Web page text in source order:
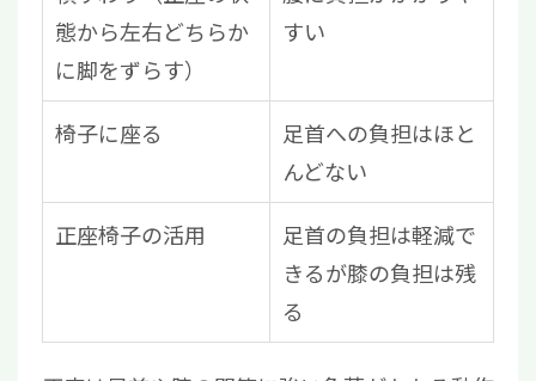
態から左右どちらか
に脚をずらす）
すい
椅子に座る
足首への負担はほと
んどない
正座椅子の活用
足首の負担は軽減で
きるが膝の負担は残
る